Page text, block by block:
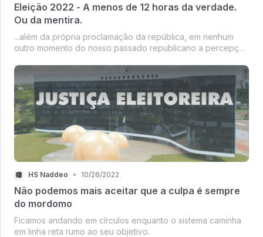
Eleição 2022 - A menos de 12 horas da verdade.
Ou da mentira.
...além da própria proclamação da república, em nenhum
outro momento do nosso passado republicano a percepção
o futuro esteve tão presente...
HS Naddeo • 10/26/2022
Não podemos mais aceitar que a culpa é sempre
do mordomo
Ficamos andando em círculos enquanto o sistema caminha
em linha reta rumo ao seu objetivo.